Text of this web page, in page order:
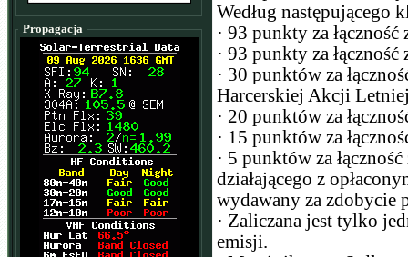
Propagacja
Według następującego
· 93 punkty za
· 93 punkty za
· 30 punktów za
Harcerskiej Akcji
· 20 punktów za
· 15 punktów za
· 5 punktów za
działającego z
wydawany za zdobycie
· Zaliczana jest tylko
emisji.